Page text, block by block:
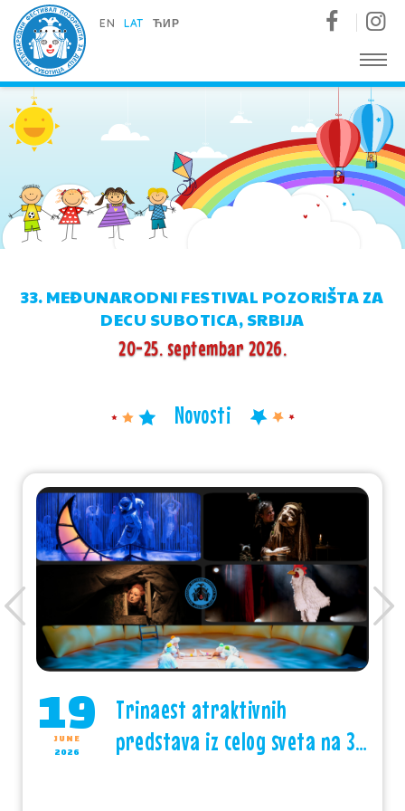
EN LAT ЋИР
33. MEĐUNARODNI FESTIVAL POZORIŠTA ZA
DECU SUBOTICA, SRBIJA
20-25. septembar 2026.
Novosti
19
JUNE
2026
Trinaest atraktivnih
predstava iz celog sveta na 33.
Previous